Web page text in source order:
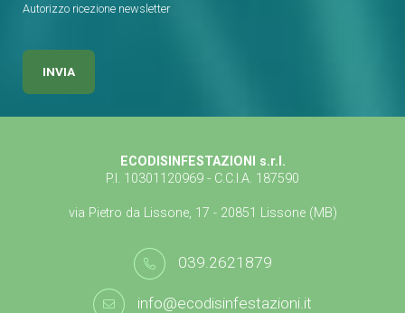
Autorizzo ricezione newsletter
ECODISINFESTAZIONI s.r.l.
P.I. 10301120969 - C.C.I.A. 187590
via Pietro da Lissone, 17 - 20851 Lissone (MB)
039.2621879
info@ecodisinfestazioni.it